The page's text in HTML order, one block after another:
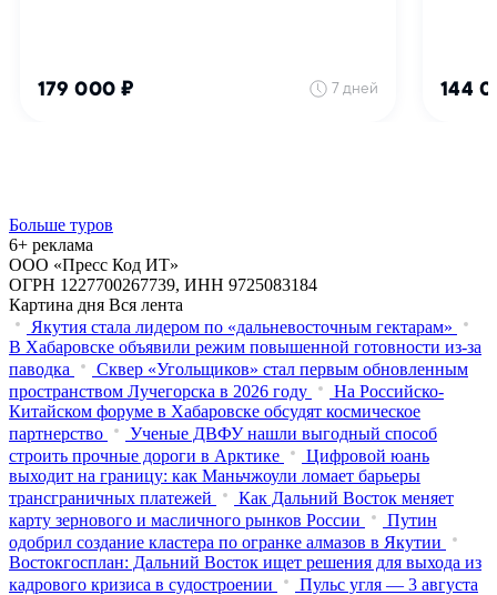
Больше туров
6+ реклама
ООО «Пресс Код ИТ»
ОГРН 1227700267739, ИНН 9725083184
Картина дня Вся лента
Якутия стала лидером по «дальневосточным гектарам»
В Хабаровске объявили режим повышенной готовности из‑за
паводка
Сквер «Угольщиков» стал первым обновленным
пространством Лучегорска в 2026 году
На Российско-
Китайском форуме в Хабаровске обсудят космическое
партнерство
Ученые ДВФУ нашли выгодный способ
строить прочные дороги в Арктике
Цифровой юань
выходит на границу: как Маньчжоули ломает барьеры
трансграничных платежей
Как Дальний Восток меняет
карту зернового и масличного рынков России
Путин
одобрил создание кластера по огранке алмазов в Якутии
Востокгосплан: Дальний Восток ищет решения для выхода из
кадрового кризиса в судостроении
Пульс угля — 3 августа